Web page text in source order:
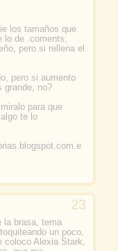
los tamaños que
lo de .coments,
pero si rellena el
pero si aumento
grande, no?
para que
te lo
la brasa, tema
un poco,
Alexia Stark,